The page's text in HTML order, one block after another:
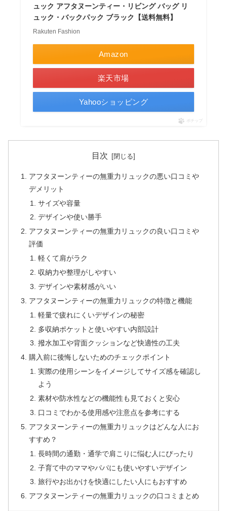
ュック アフタヌーンティー・リビング バッグ リ
ュック・バックパック ブラック【送料無料】
Rakuten Fashion
Amazon
楽天市場
Yahooショッピング
ポチップ
目次
アフタヌーンティーの無重力リュックの悪い口コミや
デメリット
サイズや容量
デザインや使い勝手
アフタヌーンティーの無重力リュックの良い口コミや
評価
軽くて肩がラク
収納力や整理がしやすい
デザインや素材感がいい
アフタヌーンティーの無重力リュックの特徴と機能
軽量で疲れにくいデザインの秘密
多収納ポケットと使いやすい内部設計
撥水加工や背面クッションなど快適性の工夫
購入前に後悔しないためのチェックポイント
実際の使用シーンをイメージしてサイズ感を確認し
よう
素材や防水性などの機能性も見ておくと安心
口コミでわかる使用感や注意点を参考にする
アフタヌーンティーの無重力リュックはどんな人にお
すすめ？
長時間の通勤・通学で肩こりに悩む人にぴったり
子育て中のママやパパにも使いやすいデザイン
旅行やお出かけを快適にしたい人にもおすすめ
アフタヌーンティーの無重力リュックの口コミまとめ